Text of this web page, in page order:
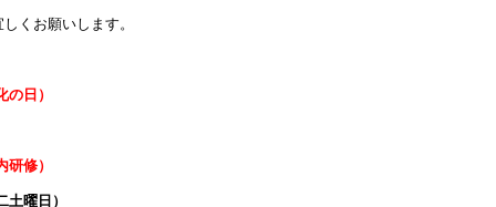
くお願いします。
日）
修）
曜日）